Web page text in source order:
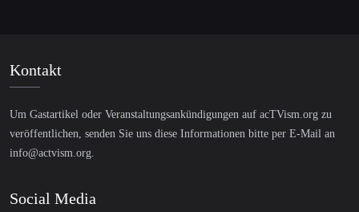
Kontakt
Um Gastartikel oder Veranstaltungsankündigungen auf acTVism.org zu
veröffentlichen, senden Sie uns diese Informationen bitte per E-Mail an
info@actvism.org.
Social Media